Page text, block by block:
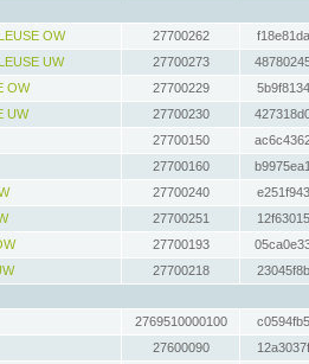
OW
27700262
UW
27700273
OW
27700229
UW
27700230
27700150
27700160
27700240
27700251
27700193
27700218
2769510000100
27600090